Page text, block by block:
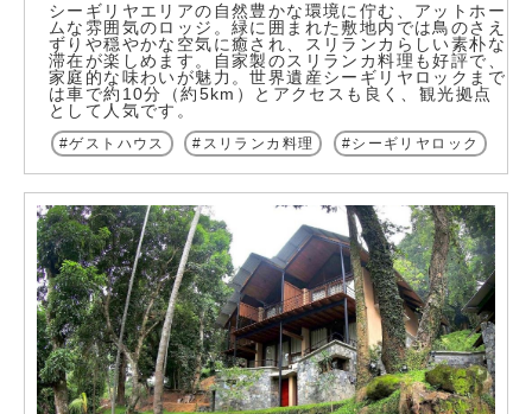
シーギリヤエリアの自然豊かな環境に佇む、アットホー
ムな雰囲気のロッジ。緑に囲まれた敷地内では鳥のさえ
ずりや穏やかな空気に癒され、スリランカらしい素朴な
滞在が楽しめます。自家製のスリランカ料理も好評で、
家庭的な味わいが魅力。世界遺産シーギリヤロックまで
は車で約10分（約5km）とアクセスも良く、観光拠点
として人気です。
ゲストハウス スリランカ料理 シーギリヤロック